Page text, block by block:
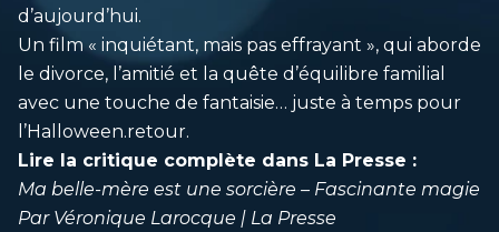
d’aujourd’hui.
Un film « inquiétant, mais pas effrayant », qui aborde
le divorce, l’amitié et la quête d’équilibre familial
avec une touche de fantaisie… juste à temps pour
l’Halloween.retour.
Lire la critique complète dans La Presse :
Ma belle-mère est une sorcière – Fascinante magie
Par Véronique Larocque | La Presse